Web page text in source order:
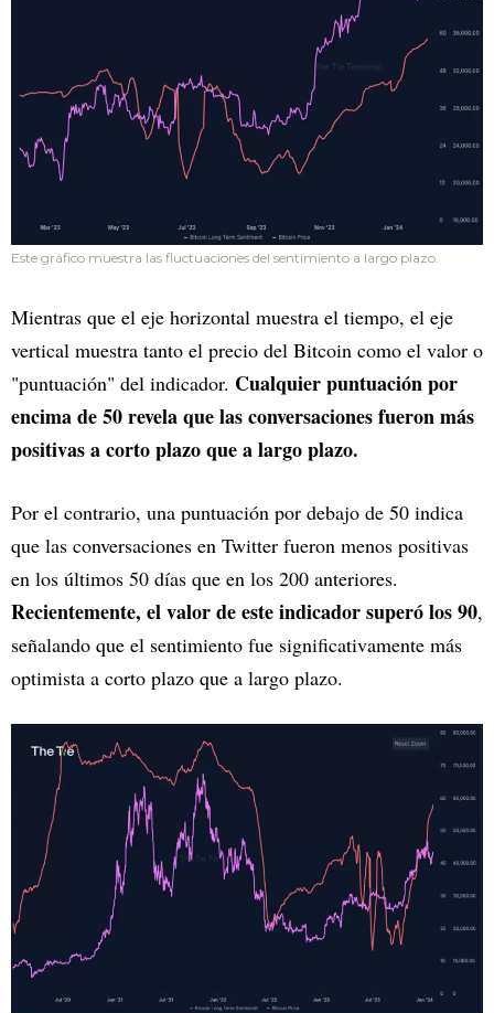
Este gráfico muestra las fluctuaciones del sentimiento a largo plazo.
Mientras que el eje horizontal muestra el tiempo, el eje
vertical muestra tanto el precio del Bitcoin como el valor o
"puntuación" del indicador. Cualquier puntuación por
encima de 50 revela que las conversaciones fueron más
positivas a corto plazo que a largo plazo.
Por el contrario, una puntuación por debajo de 50 indica
que las conversaciones en Twitter fueron menos positivas
en los últimos 50 días que en los 200 anteriores.
Recientemente, el valor de este indicador superó los 90,
señalando que el sentimiento fue significativamente más
optimista a corto plazo que a largo plazo.